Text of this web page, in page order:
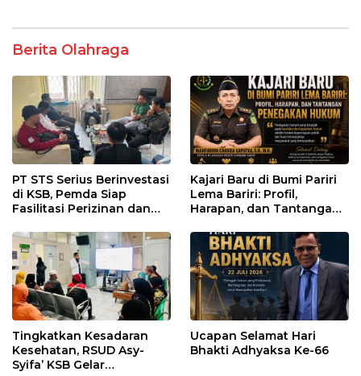
Berita Olahraga
PT STS Serius Berinvestasi
di KSB, Pemda Siap
Fasilitasi Perizinan dan
Regulasi
Kajari Baru di Bumi Pariri
Lema Bariri: Profil,
Harapan, dan Tantangan
Tingkatkan Kesadaran
Kesehatan, RSUD Asy-
Syifa’ KSB Gelar
Ucapan Selamat Hari
Bhakti Adhyaksa Ke-66